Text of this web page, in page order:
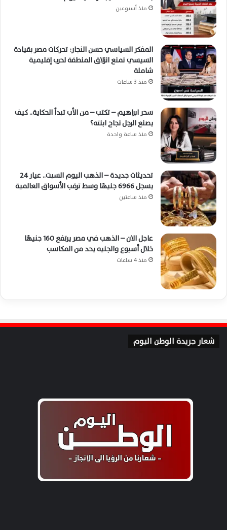
منذ أسبوعين
المفكر السياسي حسن النجار: تحركات مصر بقيادة
السيسي تمنع انزلاق المنطقة لحرب إقليمية
شاملة
منذ 3 ساعات
سحر ابراهيم – تكتب – من الأب تبدأ الحكاية.. كيف
يصنع الرجل نجاح ابنته؟
منذ ساعة واحدة
تحديثات جديدة – الذهب اليوم السبت.. عيار 24
يسجل 6966 جنيهًا وسط ترقب الأسواق العالمية
منذ ساعتين
عاجل الان – الذهب في مصر يرتفع 160 جنيهًا
خلال أسبوع والجنيه يحد من المكاسب
منذ 4 ساعات
شعار جريدة الوطن اليوم